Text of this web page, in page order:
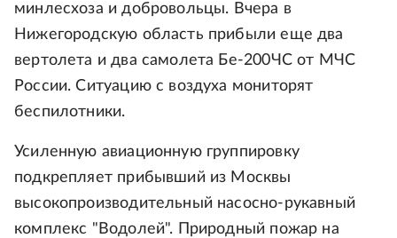
минлесхоза и добровольцы. Вчера в
Нижегородскую область прибыли еще два
вертолета и два самолета Бе-200ЧС от МЧС
России. Ситуацию с воздуха мониторят
беспилотники.
Усиленную авиационную группировку
подкрепляет прибывший из Москвы
высокопроизводительный насосно-рукавный
комплекс "Водолей". Природный пожар на